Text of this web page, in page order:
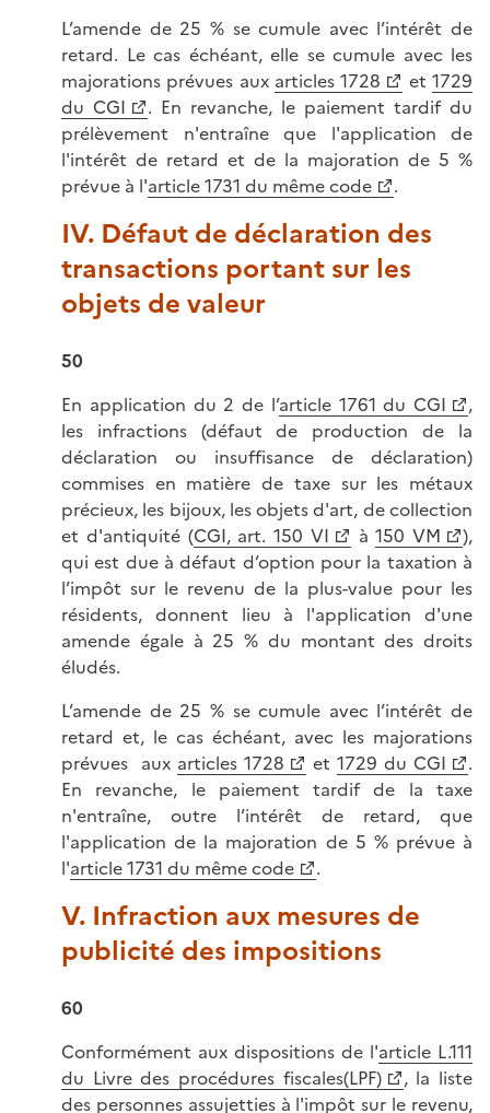
L’amende de 25 % se cumule avec l’intérêt de
retard. Le cas échéant, elle se cumule avec les
majorations prévues aux articles 1728 et1729
du CGI
. En revanche, le paiement tardif du
prélèvement n'entraîne que l'application de
l'intérêt de retard et de la majoration de 5 %
prévue à l'article 1731 du même code .
IV. Défaut de déclaration des
transactions portant sur les
objets de valeur
50
En application du 2 de l’article 1761 du CGI
,
les infractions (défaut de production de la
déclaration ou insuffisance de déclaration)
commises en matière de taxe sur les métaux
précieux, les bijoux, les objets d'art, de collection
et d'antiquité (CGI, art. 150 VI à150 VM
),
qui est due à défaut d’option pour la taxation à
l’impôt sur le revenu de la plus-value pour les
résidents, donnent lieu à l'application d'une
amende égale à 25 % du montant des droits
éludés.
L’amende de 25 % se cumule avec l’intérêt de
retard et, le cas échéant, avec les majorations
prévues aux articles 1728 et 1729 du CGI
.
En revanche, le paiement tardif de la taxe
n'entraîne, outre l’intérêt de retard, que
l'application de la majoration de 5 % prévue à
l'article 1731 du même code .
V. Infraction aux mesures de
publicité des impositions
60
Conformément aux dispositions de l'article L.111
du Livre des procédures fiscales(LPF)
, la liste
des personnes assujetties à l'impôt sur le revenu,